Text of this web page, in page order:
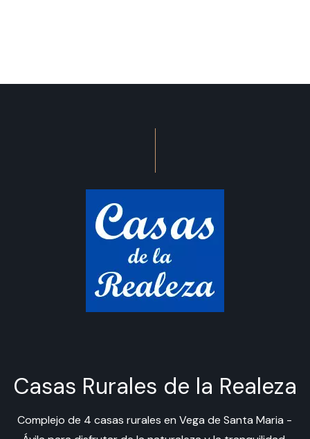
Casas Rurales de la Realeza
Complejo de 4 casas rurales en Vega de Santa Maria -